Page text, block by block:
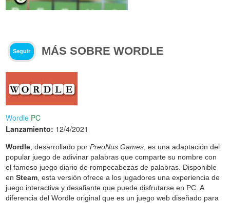
Seguir MÁS SOBRE WORDLE
Wordle PC
Lanzamiento: 12/4/2021
Wordle , desarrollado porPreoNus Games , es una adaptación del
popular juego de adivinar palabras que comparte su nombre con
el famoso juego diario de rompecabezas de palabras. Disponible
enSteam , esta versión ofrece a los jugadores una experiencia de
juego interactiva y desafiante que puede disfrutarse en PC. A
diferencia del Wordle original que es un juego web diseñado para